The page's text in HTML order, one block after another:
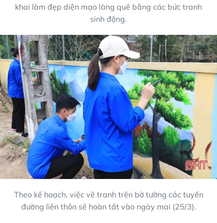
khai làm đẹp diện mạo làng quê bằng các bức tranh
sinh động.
Theo kế hoạch, việc vẽ tranh trên bờ tường các tuyến
đường liên thôn sẽ hoàn tất vào ngày mai (25/3).